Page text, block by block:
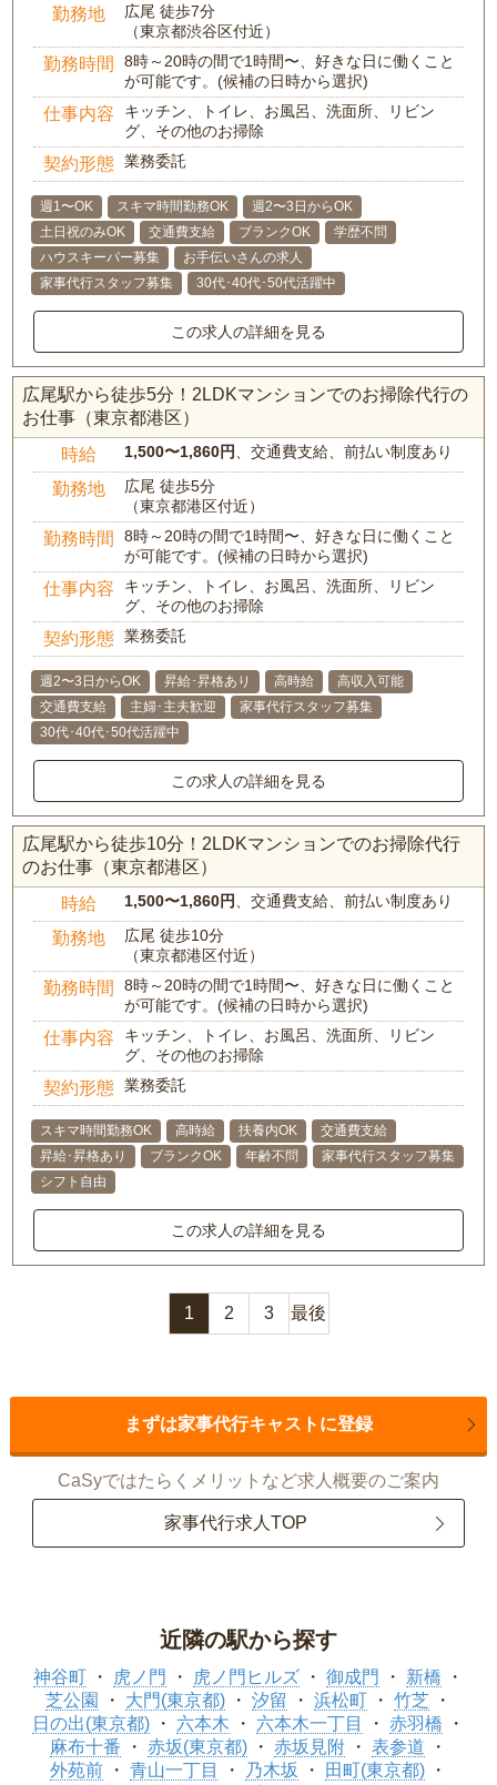
勤務地
広尾 徒歩7分
（東京都渋谷区付近）
勤務時間
8時～20時の間で1時間〜、好きな日に働くこと
が可能です。(候補の日時から選択)
仕事内容
キッチン、トイレ、お風呂、洗面所、リビン
グ、その他のお掃除
契約形態 業務委託
週1〜OK スキマ時間勤務OK
週2〜3日からOK
土日祝のみOK
交通費支給 ブランクOK
学歴不問
ハウスキーパー募集
お手伝いさんの求人
家事代行スタッフ募集
30代･40代･50代活躍中
この求人の詳細を見る
広尾駅から徒歩5分！2LDKマンションでのお掃除代行の
お仕事（東京都港区）
時給 1,500〜1,860円 、交通費支給、前払い制度あり
勤務地
広尾 徒歩5分
（東京都港区付近）
勤務時間
8時～20時の間で1時間〜、好きな日に働くこと
が可能です。(候補の日時から選択)
仕事内容
キッチン、トイレ、お風呂、洗面所、リビン
グ、その他のお掃除
契約形態 業務委託
週2〜3日からOK 昇給･昇格あり 高時給
高収入可能
交通費支給
主婦･主夫歓迎
家事代行スタッフ募集
30代･40代･50代活躍中
この求人の詳細を見る
広尾駅から徒歩10分！2LDKマンションでのお掃除代行
のお仕事（東京都港区）
時給 1,500〜1,860円 、交通費支給、前払い制度あり
勤務地
広尾 徒歩10分
（東京都港区付近）
勤務時間
8時～20時の間で1時間〜、好きな日に働くこと
が可能です。(候補の日時から選択)
仕事内容
キッチン、トイレ、お風呂、洗面所、リビン
グ、その他のお掃除
契約形態 業務委託
スキマ時間勤務OK 高時給 扶養内OK
交通費支給
昇給･昇格あり
ブランクOK 年齢不問
家事代行スタッフ募集
シフト自由
この求人の詳細を見る
1 2 3 最後
まずは家事代行キャストに登録
CaSyではたらくメリットなど求人概要のご案内
家事代行求人TOP
近隣の駅から探す
神谷町 虎ノ門 虎ノ門ヒルズ 御成門
新橋
芝公園
大門(東京都) 汐留 浜松町
竹芝
日の出(東京都)
六本木 六本木一丁目
赤羽橋
麻布十番
赤坂(東京都) 赤坂見附
表参道
外苑前
青山一丁目 乃木坂
田町(東京都)